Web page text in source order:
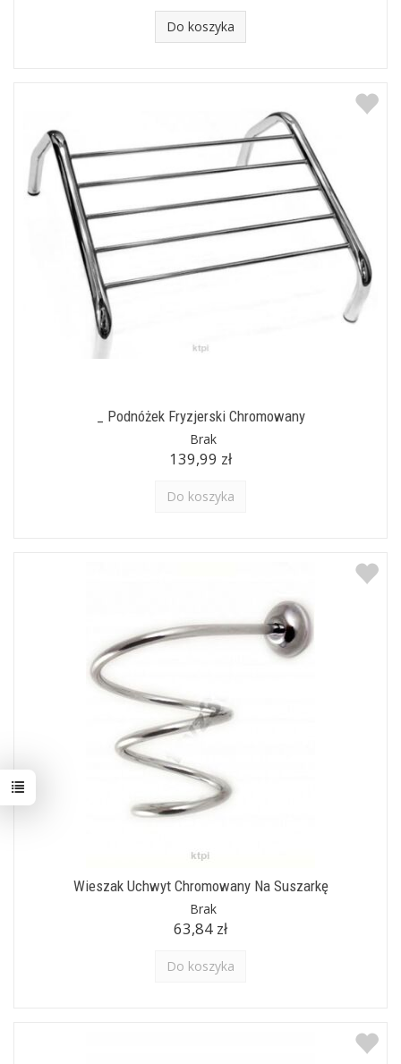
Do koszyka
_ Podnóżek Fryzjerski Chromowany
Brak
139,99 zł
Do koszyka
Wieszak Uchwyt Chromowany Na Suszarkę
Brak
63,84 zł
Do koszyka